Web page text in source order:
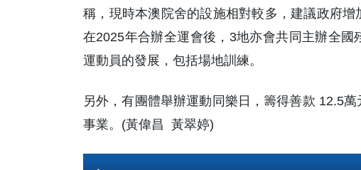
稱，現時本澳院舍的設施相對較多，建議政府
在2025年合辦全運會後，3地亦會共同主辦全
運動員的發展，包括場地訓練。
另外，有團體舉辦運動同樂日，籌得善款 12.5
事業。(黃偉昌 黃翠婷)